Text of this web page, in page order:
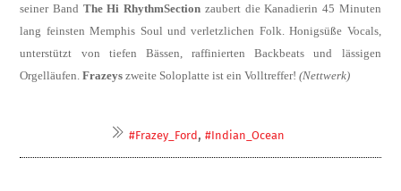
seiner Band The Hi RhythmSection zaubert die Kanadierin 45 Minuten
lang feinsten Memphis Soul und verletzlich­en Folk. Honigsüße Vocals,
unterstützt von tiefen Bässen, raffinierten Backbeats und läs­sigen
Orgelläufen.Frazeys zweite Soloplatte ist ein Volltreffer!(Nettwerk)
#Frazey_Ford, #Indian_Ocean